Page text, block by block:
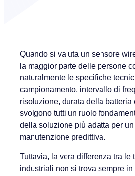
Quando si valuta un sensore
la maggior parte delle persone
naturalmente le specifiche
campionamento, intervallo di
risoluzione, durata della batteria
svolgono tutti un ruolo
della soluzione più adatta per
manutenzione predittiva.
Tuttavia, la vera differenza tra le
industriali non si trova sempre in